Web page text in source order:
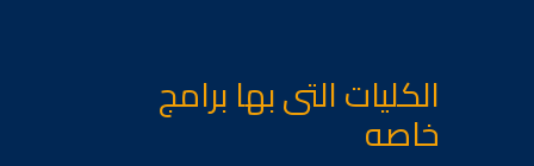
الكليات التى بها برامج
خاصه